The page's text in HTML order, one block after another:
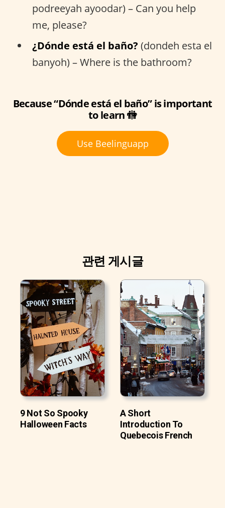
podreeyah ayoodar) – Can you help
me, please?
¿Dónde está el baño? (dondeh esta el
banyoh) – Where is the bathroom?
Because “Dónde está el baño” is important
to learn 🚻
Use Beelinguapp
관련 게시글
9 Not So Spooky
Halloween Facts
A Short
Introduction To
Quebecois French